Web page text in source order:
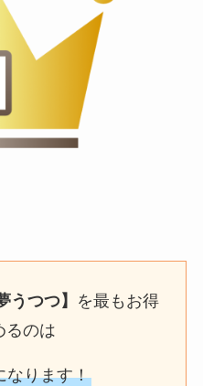
うつつ】 を最もお得
るのは
なります！